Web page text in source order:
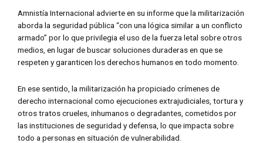
Amnistía Internacional advierte en su informe que la militarización
aborda la seguridad pública “con una lógica similar a un conflicto
armado” por lo que privilegia el uso de la fuerza letal sobre otros
medios, en lugar de buscar soluciones duraderas en que se
respeten y garanticen los derechos humanos en todo momento.
En ese sentido, la militarización ha propiciado crímenes de
derecho internacional como ejecuciones extrajudiciales, tortura y
otros tratos crueles, inhumanos o degradantes, cometidos por
las instituciones de seguridad y defensa, lo que impacta sobre
todo a personas en situación de vulnerabilidad.